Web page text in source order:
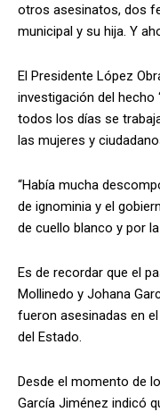
otros asesinatos, dos
municipal y su hija. Y
El Presidente López
investigación del hecho
todos los días se
las mujeres y
“Había mucha
de ignominia y el
de cuello blanco y por
Es de recordar que el
Mollinedo y Johana
fueron asesinadas en
del Estado.
Desde el momento de
García Jiménez indicó